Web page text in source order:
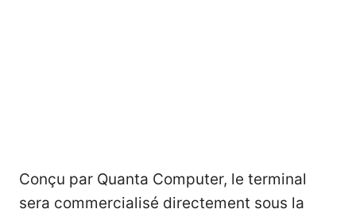
Conçu par Quanta Computer, le terminal
sera commercialisé directement sous la